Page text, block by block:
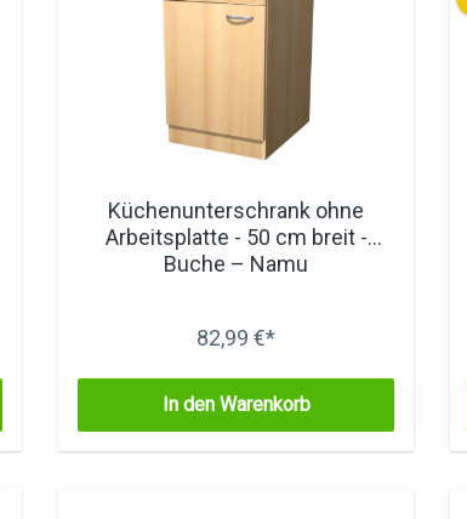
Küchenunterschrank ohne
Arbeitsplatte - 50 cm breit -
Buche – Namu
82,99 €*
In den Warenkorb